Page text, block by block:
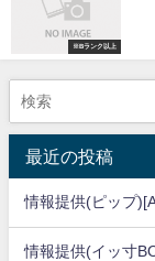
※Bランク以上
最近の投稿
情報提供(ピップ
情報提供(イッ寸